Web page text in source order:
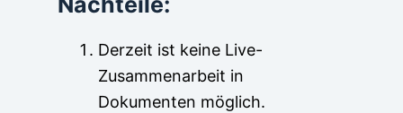
Derzeit ist keine Live-
Zusammenarbeit in
Dokumenten möglich.